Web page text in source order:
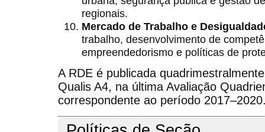
regionais.
Mercado de Trabalho e
trabalho, desenvolvimento de
empreendedorismo e políticas de
A RDE é publicada
Qualis A4, na última Avaliação
correspondente ao período